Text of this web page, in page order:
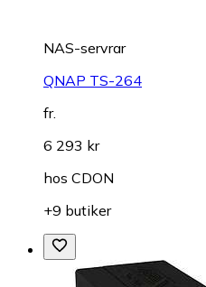
NAS-servrar
QNAP TS-264
fr.
6 293 kr
hos CDON
+9 butiker